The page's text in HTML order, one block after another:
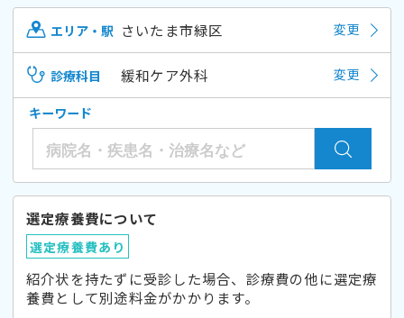
エリア・駅 さいたま市緑区 変更
診療科目 緩和ケア外科 変更
キーワード
選定療養費について
選定療養費あり
紹介状を持たずに受診した場合、診療費の他に選定療
養費として別途料金がかかります。